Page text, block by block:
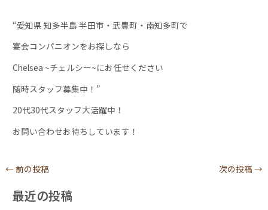
“愛知県 知多半島 半田市・武豊町・南知多町で
宴会コンパニオンをお探しなら
Chelsea ~チェルシー~にお任せください
随時スタッフ募集中！”
20代30代スタッフ大活躍中！
お問い合わせお待ちしています！
←前の投稿 次の投稿 →
最近の投稿